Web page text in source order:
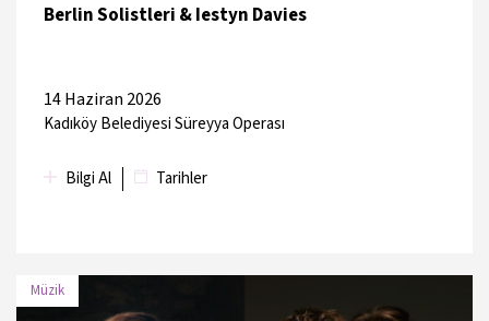
Berlin Solistleri & Iestyn Davies
14 Haziran 2026
Kadıköy Belediyesi Süreyya Operası
Bilgi Al Tarihler
Müzik